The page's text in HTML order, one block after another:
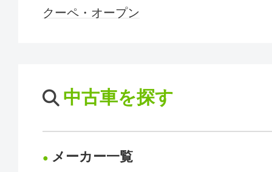
クーペ・オープン
中古車を探す
メーカー一覧